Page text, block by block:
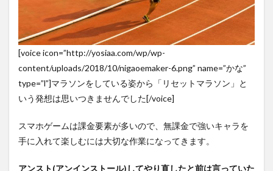
[voice icon=”http://yosiaa.com/wp/wp-
content/uploads/2018/10/nigaoemaker-6.png” name=”かな”
type=”l”]マラソンをしている姿から「リセットマラソン」と
いう発想は思いつきませんでした[/voice]
スマホゲームは課金要素が多いので、無課金で強いキャラを
手に入れて楽しむには大切な作業になってきます。
アンスト(アンインストール)してやり直したと前は言っていた